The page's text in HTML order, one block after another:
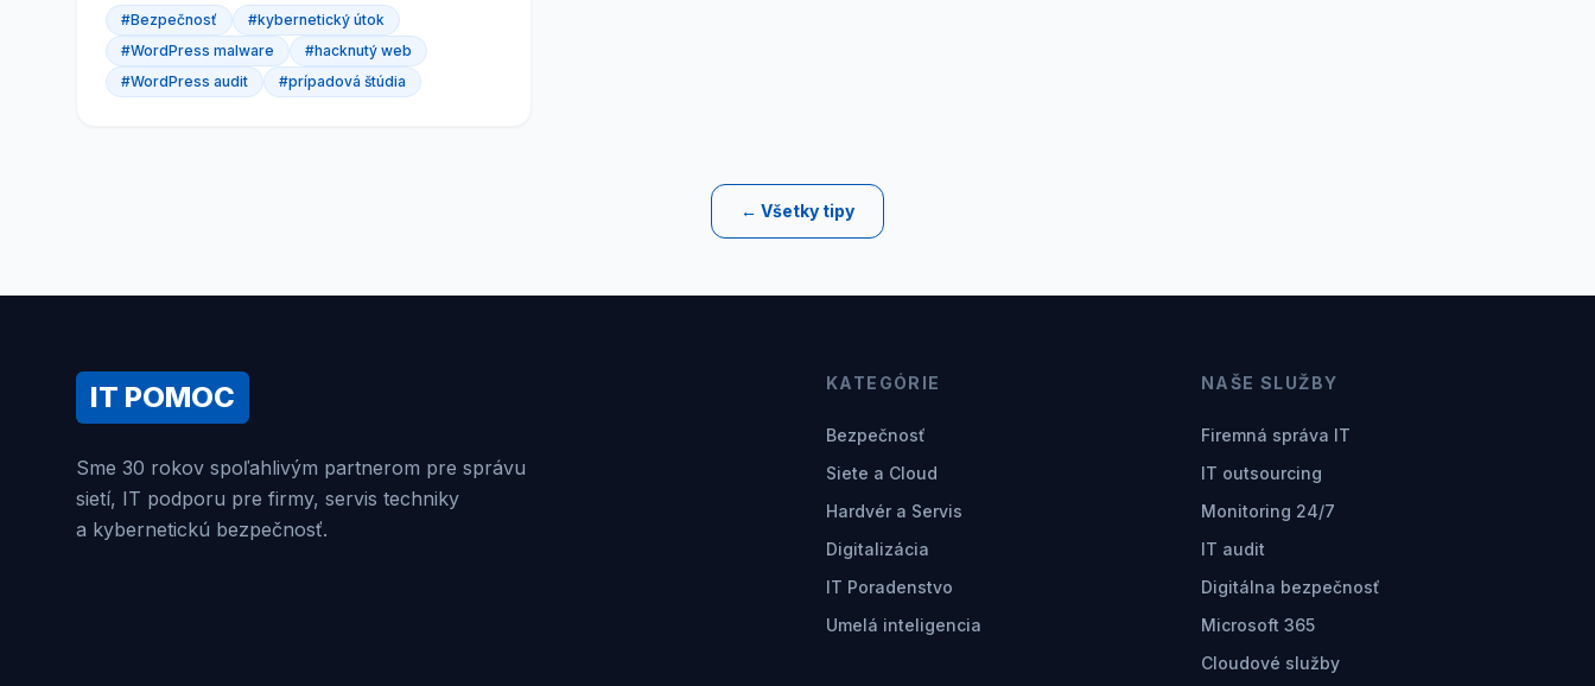
išlo o kybernetický útok, ktorý prebiehal už
dlhšie...
#Bezpečnosť
#kybernetický útok
#WordPress malware
#hacknutý web
#WordPress audit
#prípadová štúdia
← Všetky tipy
IT POMOC
Sme 30 rokov spoľahlivým partnerom pre správu
sietí, IT podporu pre firmy, servis techniky
a kybernetickú bezpečnosť.
KATEGÓRIE
Bezpečnosť
Siete a Cloud
Hardvér a Servis
Digitalizácia
IT Poradenstvo
Umelá inteligencia
NAŠE SLUŽBY
Firemná správa IT
IT outsourcing
Monitoring 24/7
IT audit
Digitálna bezpečnosť
Microsoft 365
Cloudové služby